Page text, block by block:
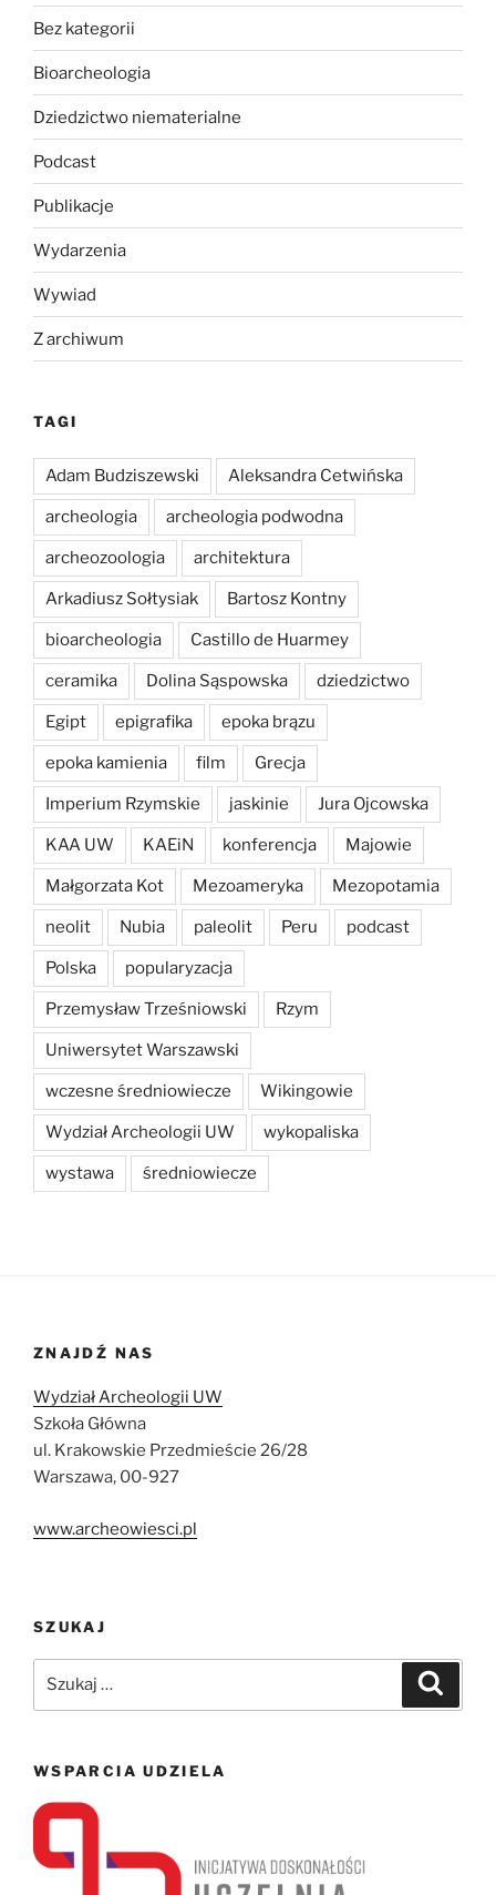
Bez kategorii
Bioarcheologia
Dziedzictwo niematerialne
Podcast
Publikacje
Wydarzenia
Wywiad
Z archiwum
TAGI
Adam Budziszewski Aleksandra Cetwińska
archeologia archeologia podwodna
archeozoologia architektura
Arkadiusz Sołtysiak Bartosz Kontny
bioarcheologia Castillo de Huarmey
ceramika Dolina Sąspowska dziedzictwo
Egipt epigrafika epoka brązu
epoka kamienia film Grecja
Imperium Rzymskie jaskinie Jura Ojcowska
KAA UW KAEiN konferencja Majowie
Małgorzata Kot Mezoameryka Mezopotamia
neolit Nubia paleolit Peru podcast
Polska popularyzacja
Przemysław Trześniowski Rzym
Uniwersytet Warszawski
wczesne średniowiecze Wikingowie
Wydział Archeologii UW wykopaliska
wystawa średniowiecze
ZNAJDŹ NAS
Wydział Archeologii UW
Szkoła Główna
ul. Krakowskie Przedmieście 26/28
Warszawa, 00-927
www.archeowiesci.pl
SZUKAJ
WSPARCIA UDZIELA